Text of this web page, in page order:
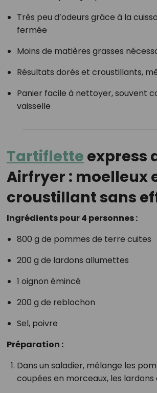
Très peu d’odeurs grâce à la
fermée
Moins de matières grasses
Résultats dorés et croustillants,
Panier facile à nettoyer, souvent
vaisselle
Tartiflette express
Airfryer : moelleux
croustillant sans
Ingrédients pour 4 personnes :
800 g de pommes de terre cuites
200 g de lardons allumettes
1 oignon émincé
200 g de reblochon
Sel, poivre
Préparation :
Dans un saladier, mélange les
coupées en morceaux, les lardons